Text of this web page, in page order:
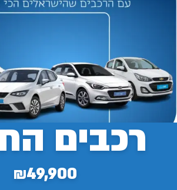
רכבים
₪49,900